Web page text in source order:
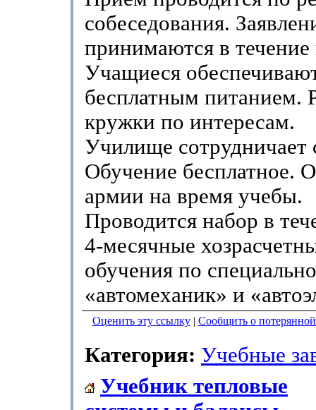
собеседования.
принимаются в течение
Учащиеся
бесплатным питанием.
кружки по интересам.
Училище сотрудничает
Обучение бесплатное.
армии на время учебы.
Проводится набор в
4-месячные
обучения по
«автомеханик» и
Оценить эту ссылку| Сообщить о
Категория: Учебные
Учебник тепловые